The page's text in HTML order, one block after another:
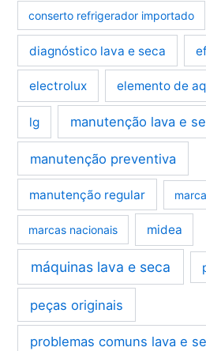
conserto refrigerador importado
diagnóstico lava e seca
electrolux elemento de
lg manutenção lava e
manutenção preventiva
manutenção regular
marcas nacionais midea
máquinas lava e seca
peças originais
problemas comuns lava e